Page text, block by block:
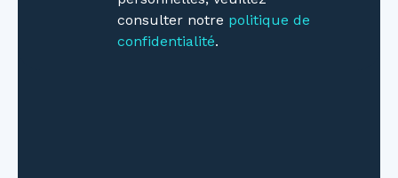
consulter notre politique de
confidentialité.